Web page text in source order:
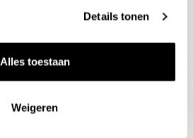
Details tonen
Alles toestaan
WeigerenThema's